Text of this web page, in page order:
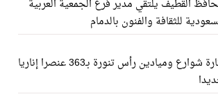
القطيف يلتقي مدير فرع الجمعية العربية
للثقافة والفنون بالدمام
إنارة شوارع وميادين رأس تنورة بـ363 عنصرا إناريا